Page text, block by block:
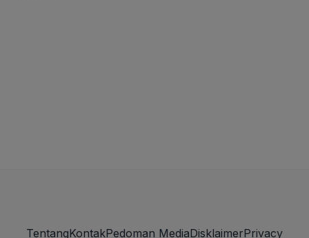
TentangKontakPedoman MediaDisklaimerPrivacy